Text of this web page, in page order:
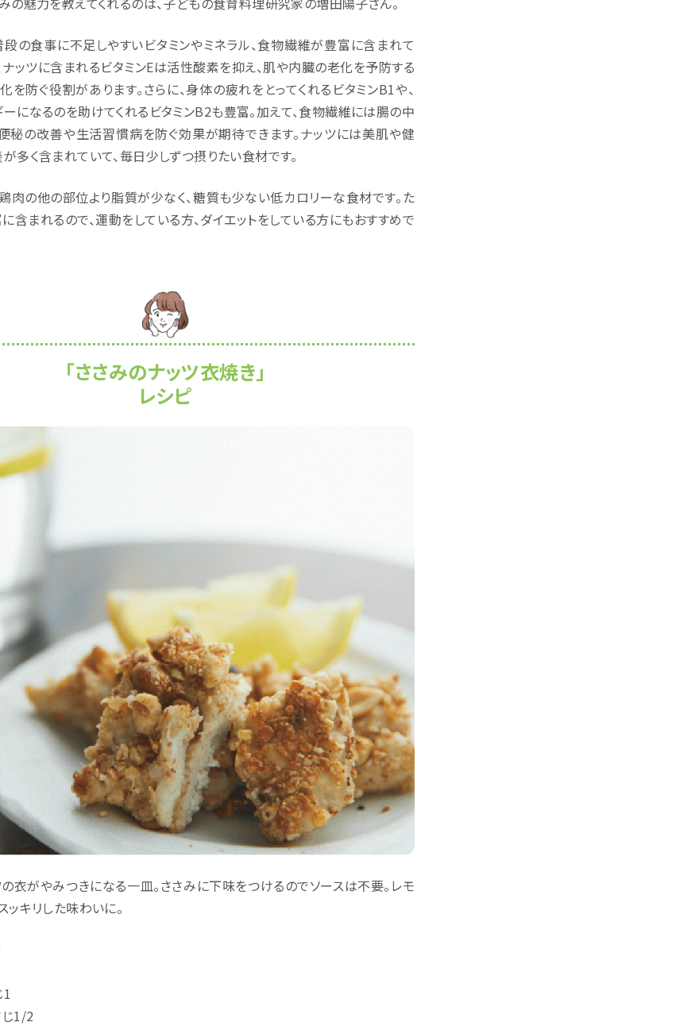
段の食事に不足しやすいビタミンやミネラル、食物繊維が豊富に含まれて
ナッツに含まれるビタミンEは活性酸素を抑え、肌や内臓の老化を予防する
を防ぐ役割があります。さらに、身体の疲れをとってくれるビタミンB1や、
になるのを助けてくれるビタミンB2も豊富。加えて、食物繊維には腸の中
秘の改善や生活習慣病を防ぐ効果が期待できます。ナッツには美肌や健
多く含まれていて、毎日少しずつ摂りたい食材です。
肉の他の部位より脂質が少なく、糖質も少ない低カロリーな食材です。た
含まれるので、運動をしている方、ダイエットをしている方にもおすすめで
「ささみのナッツ衣焼き」
レシピ
衣がやみつきになる一皿。ささみに下味をつけるのでソースは不要。レモ
ッキリした味わいに。
1/2